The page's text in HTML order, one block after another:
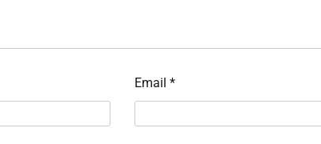
Email *